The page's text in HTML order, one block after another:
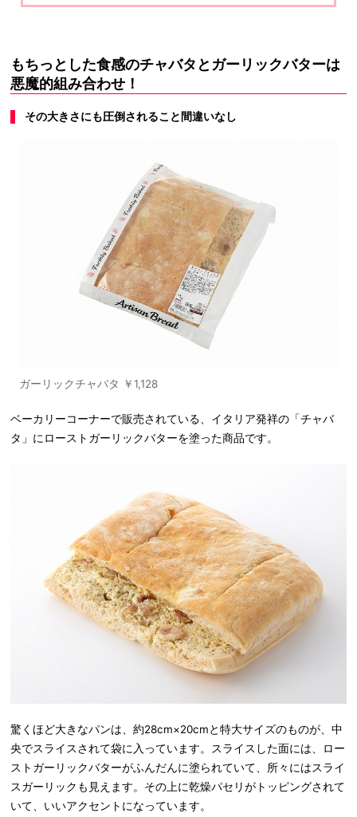
もちっとした食感のチャバタとガーリックバターは
悪魔的組み合わせ！
その大きさにも圧倒されること間違いなし
ガーリックチャバタ ￥1,128
ベーカリーコーナーで販売されている、イタリア発祥の「チャバ
タ」にローストガーリックバターを塗った商品です。
驚くほど大きなパンは、約28cm×20cmと特大サイズのものが、中
央でスライスされて袋に入っています。スライスした面には、ロー
ストガーリックバターがふんだんに塗られていて、所々にはスライ
スガーリックも見えます。その上に乾燥パセリがトッピングされて
いて、いいアクセントになっています。